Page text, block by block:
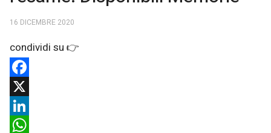
16 DICEMBRE 2020
Facebook
X
LinkedIn